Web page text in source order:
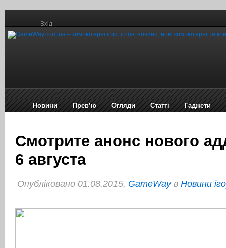
Вхід
Новини Прев’ю Огляди Статті Гаджети
Смотрите анонс нового
6 августа
Опубліковано 01.08.2015, GameWayв Новини